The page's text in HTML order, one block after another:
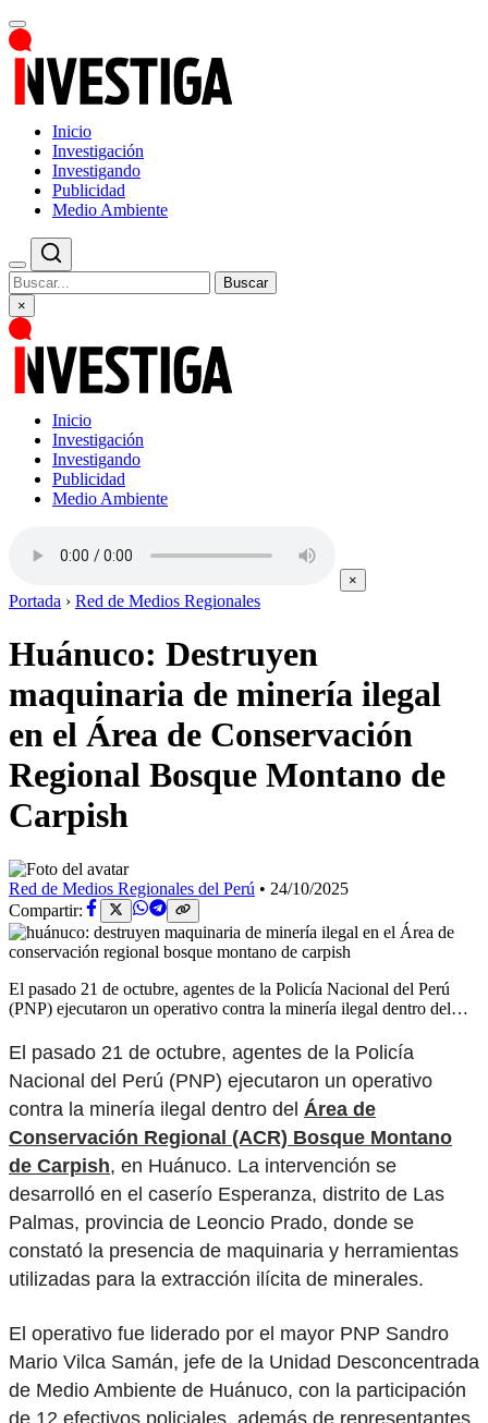
Inicio
Investigación
Investigando
Publicidad
Medio Ambiente
Buscar
×
Inicio
Investigación
Investigando
Publicidad
Medio Ambiente
×
Portada › Red de Medios Regionales
Huánuco: Destruyen
maquinaria de minería ilegal
en el Área de Conservación
Regional Bosque Montano de
Carpish
Red de Medios Regionales del Perú • 24/10/2025
Compartir:
El pasado 21 de octubre, agentes de la Policía Nacional del Perú
(PNP) ejecutaron un operativo contra la minería ilegal dentro del…
El pasado 21 de octubre, agentes de la Policía
Nacional del Perú (PNP) ejecutaron un operativo
contra la minería ilegal dentro del Área de
Conservación Regional (ACR) Bosque Montano
de Carpish, en Huánuco. La intervención se
desarrolló en el caserío Esperanza, distrito de Las
Palmas, provincia de Leoncio Prado, donde se
constató la presencia de maquinaria y herramientas
utilizadas para la extracción ilícita de minerales.
El operativo fue liderado por el mayor PNP Sandro
Mario Vilca Samán, jefe de la Unidad Desconcentrada
de Medio Ambiente de Huánuco, con la participación